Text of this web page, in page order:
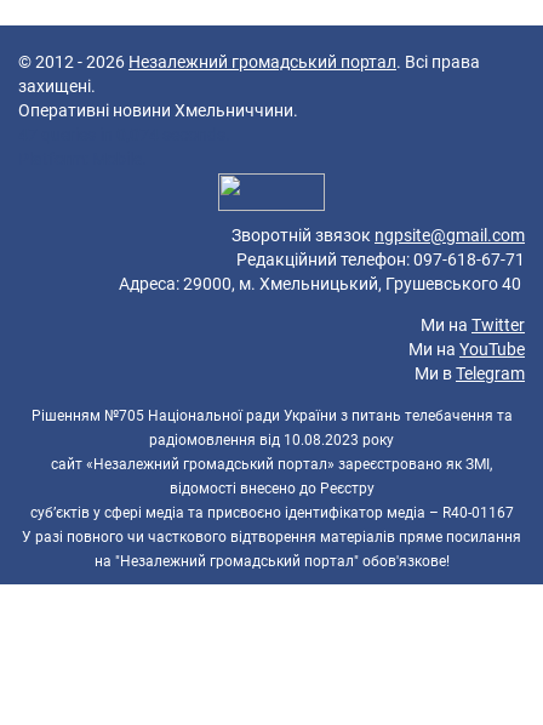
© 2012 - 2026 Незалежний громадський портал. Всі права
захищені.
Оперативні новини Хмельниччини.
Зворотній звязок ngpsite@gmail.com
Редакційний телефон: 097-618-67-71
Адреса: 29000, м. Хмельницький, Грушевського 40
Ми на Twitter
Ми на YouTube
Ми вTelegram
Рішенням №705 Національної ради України з питань телебачення та
радіомовлення від 10.08.2023 року
сайт «Незалежний громадський портал» зареєстровано як ЗМІ,
відомості внесено до Реєстру
суб’єктів у сфері медіа та присвоєно ідентифікатор медіа – R40-01167
У разі повного чи часткового відтворення матеріалів пряме посилання
на "Незалежний громадський портал" обов'язкове!